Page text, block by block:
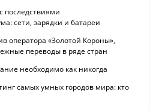
последствиями
сети, зарядки и батареи
оператора «Золотой Короны»,
переводы в ряде стран
необходимо как никогда
самых умных городов мира: кто